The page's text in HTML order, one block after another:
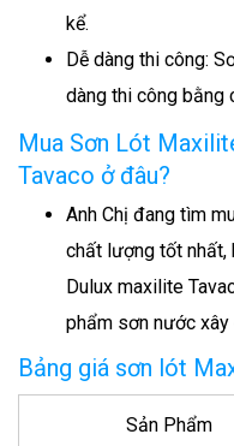
kể.
Dễ dàng thi công:
dàng thi công bằng
Mua Sơn Lót
Tavaco ở đâu?
Anh Chị đang tìm
chất lượng tốt nhất,
Dulux maxilite
phẩm sơn nước
Bảng giá sơn lót
Sản Phẩm